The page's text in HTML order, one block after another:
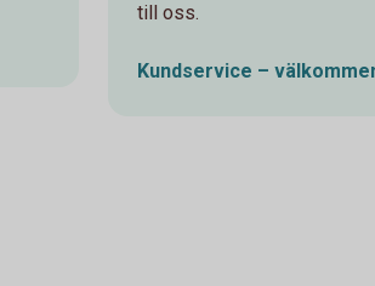
till oss.
Kundservice –